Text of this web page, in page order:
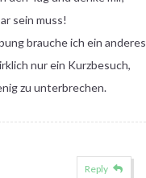
sein muss!
brauche ich ein anderes
nur ein Kurzbesuch,
zu unterbrechen.
Reply